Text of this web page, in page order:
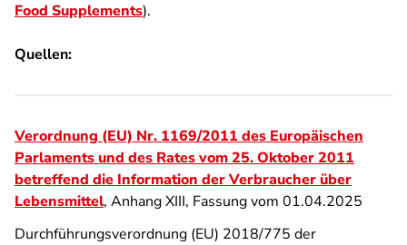
Food Supplements).
Quellen:
Verordnung (EU) Nr. 1169/2011 des Europäischen
Parlaments und des Rates vom 25. Oktober 2011
betreffend die Information der Verbraucher über
Lebensmittel, Anhang XIII, Fassung vom 01.04.2025
Durchführungsverordnung (EU) 2018/775 der